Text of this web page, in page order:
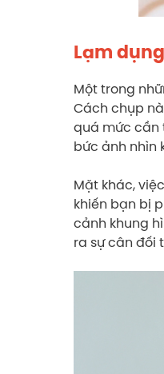
Lạm
Một trong
Cách chụp
quá mức cần
bức ảnh nhìn
Mặt khác,
khiến bạn bị
cảnh khung
ra sự cân đối